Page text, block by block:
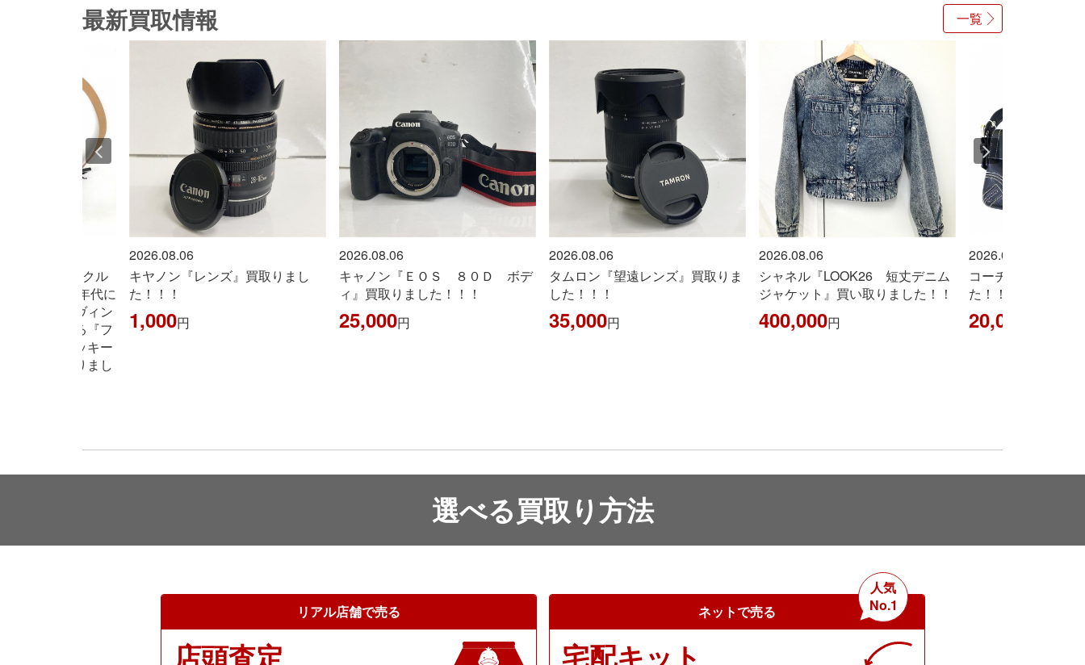
一覧
最新買取情報
ズ』買取りまし
2026.08.06
キャノン『ＥＯＳ ８０Ｄ ボデ
ィ』買取りました！！！
25,000円
2026.08.06
タムロン『望遠レンズ』買取りま
した！！！
35,000円
2026.08.06
シャネル『LOOK26 短丈デニム
ジャケット』買い取りました！！
400,000円
2026.08.06
コーチ『バッグ』買い取りまし
た！！
20,000円
2026.08.06
カルティエ『タン
Ref.W5200024』
た！！
555,000
選べる買取り方法
リアル店舗で売る
店頭査定
ネットで売る
人気
No.1
宅配キット